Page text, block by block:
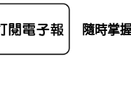
隨時掌